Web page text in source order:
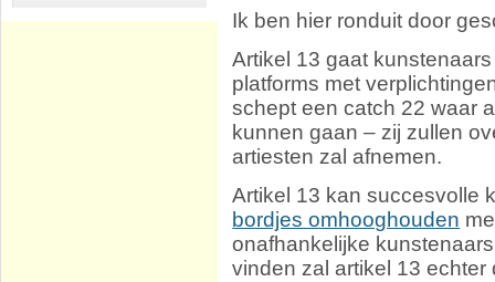
Ik ben hier ronduit door
Artikel 13 gaat
platforms met
schept een catch 22 waar
kunnen gaan – zij zullen
artiesten zal afnemen.
Artikel 13 kan succesvolle
bordjes omhooghouden
onafhankelijke
vinden zal artikel 13